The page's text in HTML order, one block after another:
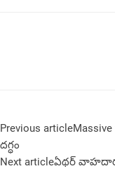
Previous article
దగ్ధం
Next articleఏథర్